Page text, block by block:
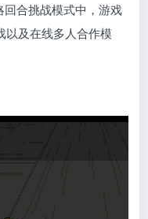
合挑战模式中，游戏
以及在线多人合作模